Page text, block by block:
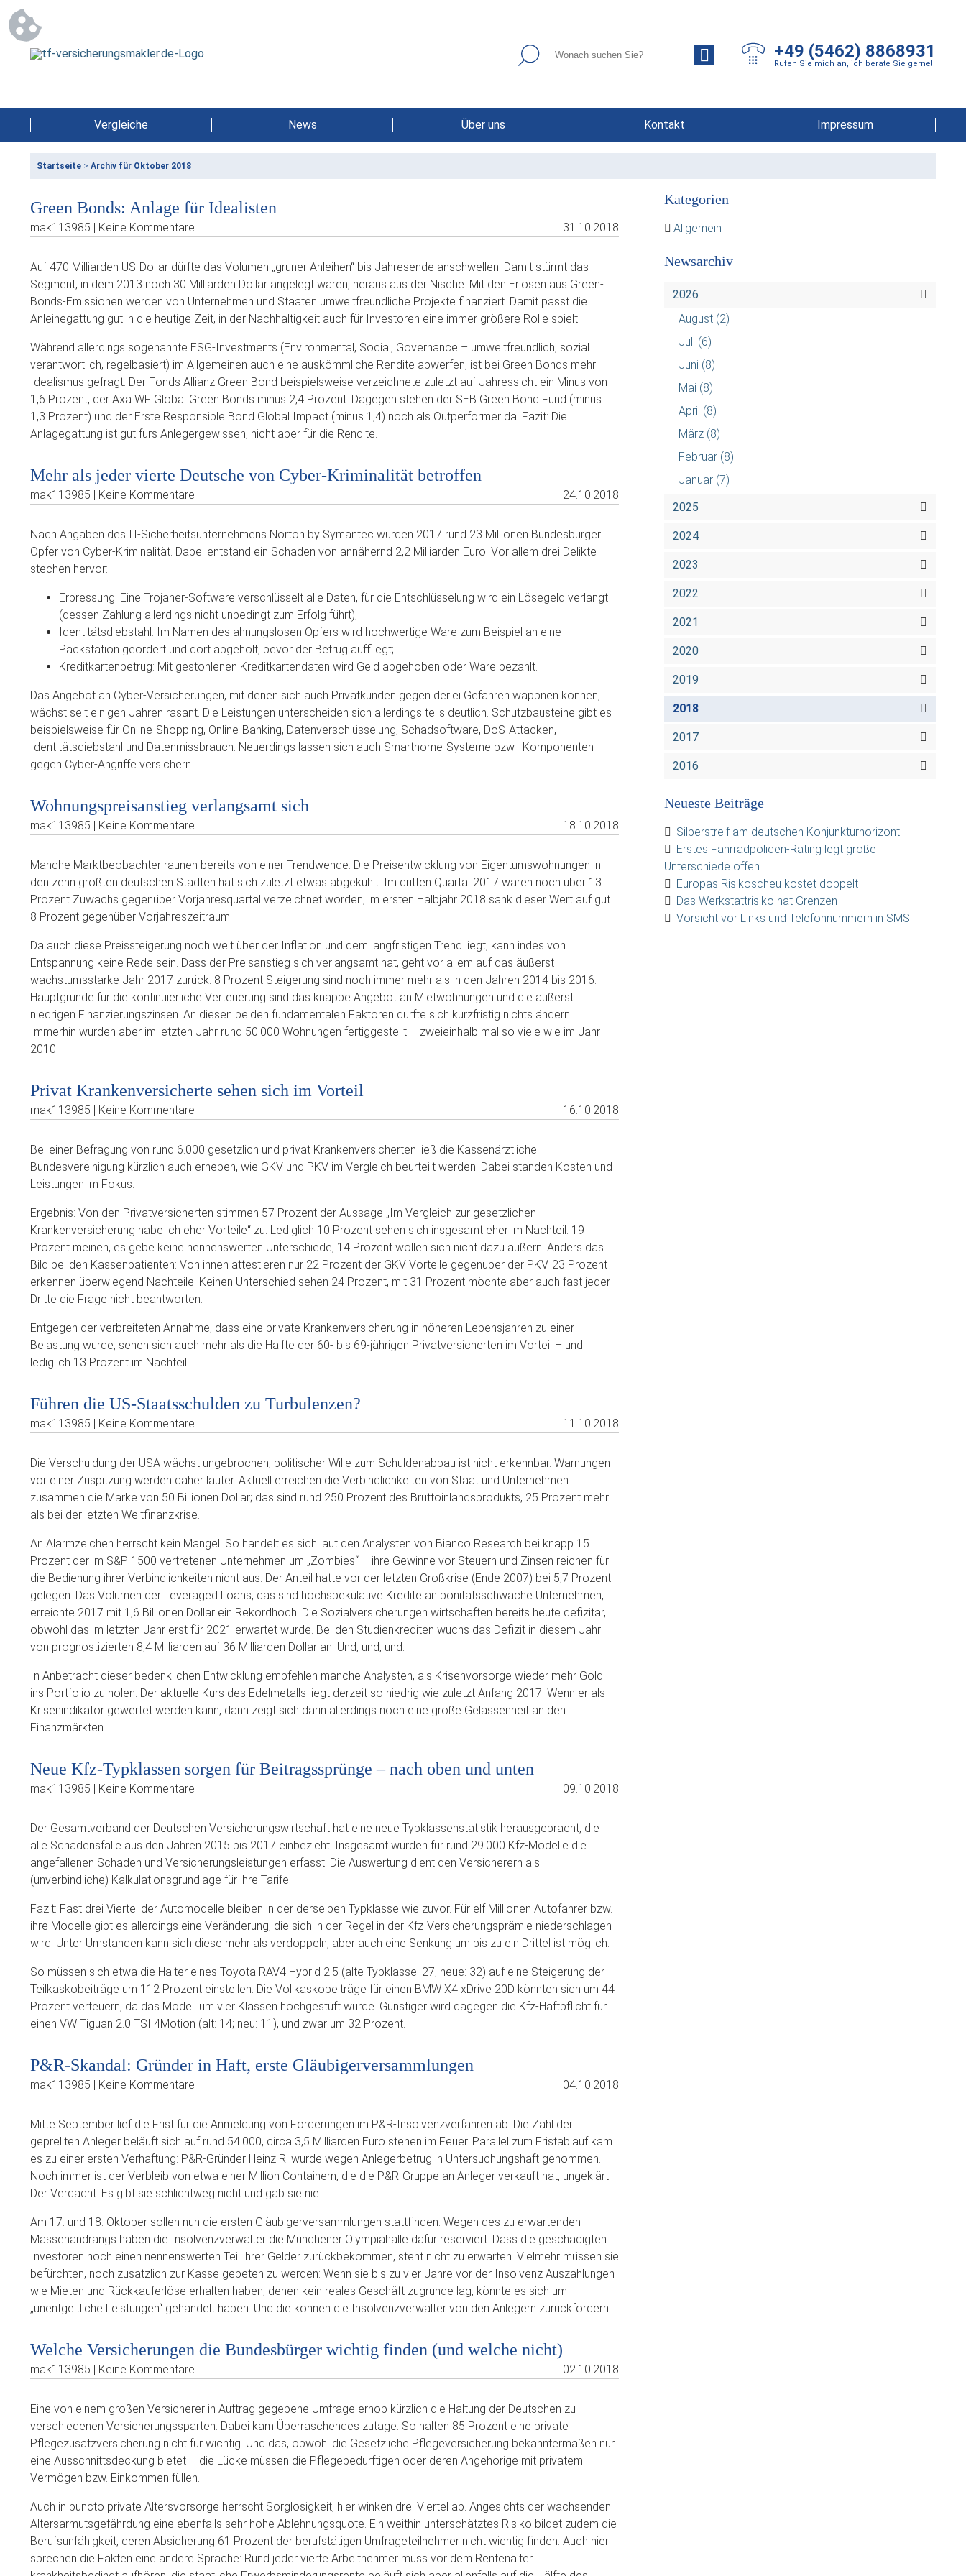
+49 (5462) 8868931
Rufen Sie mich an, ich berate Sie gerne!
Vergleiche News Über uns Kontakt Impressum
Startseite > Archiv für Oktober 2018
Green Bonds: Anlage für Idealisten
mak113985 | Keine Kommentare 31.10.2018
Auf 470 Milliarden US-Dollar dürfte das Volumen „grüner Anleihen“ bis Jahresende anschwellen. Damit stürmt das
Segment, in dem 2013 noch 30 Milliarden Dollar angelegt waren, heraus aus der Nische. Mit den Erlösen aus Green-
Bonds-Emissionen werden von Unternehmen und Staaten umweltfreundliche Projekte finanziert. Damit passt die
Anleihegattung gut in die heutige Zeit, in der Nachhaltigkeit auch für Investoren eine immer größere Rolle spielt.
Während allerdings sogenannte ESG-Investments (Environmental, Social, Governance – umweltfreundlich, sozial
verantwortlich, regelbasiert) im Allgemeinen auch eine auskömmliche Rendite abwerfen, ist bei Green Bonds mehr
Idealismus gefragt. Der Fonds Allianz Green Bond beispielsweise verzeichnete zuletzt auf Jahressicht ein Minus von
1,6 Prozent, der Axa WF Global Green Bonds minus 2,4 Prozent. Dagegen stehen der SEB Green Bond Fund (minus
1,3 Prozent) und der Erste Responsible Bond Global Impact (minus 1,4) noch als Outperformer da. Fazit: Die
Anlagegattung ist gut fürs Anlegergewissen, nicht aber für die Rendite.
Mehr als jeder vierte Deutsche von Cyber-Kriminalität betroffen
mak113985 | Keine Kommentare 24.10.2018
Nach Angaben des IT-Sicherheitsunternehmens Norton by Symantec wurden 2017 rund 23 Millionen Bundesbürger
Opfer von Cyber-Kriminalität. Dabei entstand ein Schaden von annähernd 2,2 Milliarden Euro. Vor allem drei Delikte
stechen hervor:
Erpressung: Eine Trojaner-Software verschlüsselt alle Daten, für die Entschlüsselung wird ein Lösegeld verlangt
(dessen Zahlung allerdings nicht unbedingt zum Erfolg führt);
Identitätsdiebstahl: Im Namen des ahnungslosen Opfers wird hochwertige Ware zum Beispiel an eine
Packstation geordert und dort abgeholt, bevor der Betrug auffliegt;
Kreditkartenbetrug: Mit gestohlenen Kreditkartendaten wird Geld abgehoben oder Ware bezahlt.
Das Angebot an Cyber-Versicherungen, mit denen sich auch Privatkunden gegen derlei Gefahren wappnen können,
wächst seit einigen Jahren rasant. Die Leistungen unterscheiden sich allerdings teils deutlich. Schutzbausteine gibt es
beispielsweise für Online-Shopping, Online-Banking, Datenverschlüsselung, Schadsoftware, DoS-Attacken,
Identitätsdiebstahl und Datenmissbrauch. Neuerdings lassen sich auch Smarthome-Systeme bzw. -Komponenten
gegen Cyber-Angriffe versichern.
Wohnungspreisanstieg verlangsamt sich
mak113985 | Keine Kommentare 18.10.2018
Manche Marktbeobachter raunen bereits von einer Trendwende: Die Preisentwicklung von Eigentumswohnungen in
den zehn größten deutschen Städten hat sich zuletzt etwas abgekühlt. Im dritten Quartal 2017 waren noch über 13
Prozent Zuwachs gegenüber Vorjahresquartal verzeichnet worden, im ersten Halbjahr 2018 sank dieser Wert auf gut
8 Prozent gegenüber Vorjahreszeitraum.
Da auch diese Preissteigerung noch weit über der Inflation und dem langfristigen Trend liegt, kann indes von
Entspannung keine Rede sein. Dass der Preisanstieg sich verlangsamt hat, geht vor allem auf das äußerst
wachstumsstarke Jahr 2017 zurück. 8 Prozent Steigerung sind noch immer mehr als in den Jahren 2014 bis 2016.
Hauptgründe für die kontinuierliche Verteuerung sind das knappe Angebot an Mietwohnungen und die äußerst
niedrigen Finanzierungszinsen. An diesen beiden fundamentalen Faktoren dürfte sich kurzfristig nichts ändern.
Immerhin wurden aber im letzten Jahr rund 50.000 Wohnungen fertiggestellt – zweieinhalb mal so viele wie im Jahr
2010.
Privat Krankenversicherte sehen sich im Vorteil
mak113985 | Keine Kommentare 16.10.2018
Bei einer Befragung von rund 6.000 gesetzlich und privat Krankenversicherten ließ die Kassenärztliche
Bundesvereinigung kürzlich auch erheben, wie GKV und PKV im Vergleich beurteilt werden. Dabei standen Kosten und
Leistungen im Fokus.
Ergebnis: Von den Privatversicherten stimmen 57 Prozent der Aussage „Im Vergleich zur gesetzlichen
Krankenversicherung habe ich eher Vorteile“ zu. Lediglich 10 Prozent sehen sich insgesamt eher im Nachteil. 19
Prozent meinen, es gebe keine nennenswerten Unterschiede, 14 Prozent wollen sich nicht dazu äußern. Anders das
Bild bei den Kassenpatienten: Von ihnen attestieren nur 22 Prozent der GKV Vorteile gegenüber der PKV. 23 Prozent
erkennen überwiegend Nachteile. Keinen Unterschied sehen 24 Prozent, mit 31 Prozent möchte aber auch fast jeder
Dritte die Frage nicht beantworten.
Entgegen der verbreiteten Annahme, dass eine private Krankenversicherung in höheren Lebensjahren zu einer
Belastung würde, sehen sich auch mehr als die Hälfte der 60- bis 69-jährigen Privatversicherten im Vorteil – und
lediglich 13 Prozent im Nachteil.
Führen die US-Staatsschulden zu Turbulenzen?
mak113985 | Keine Kommentare 11.10.2018
Die Verschuldung der USA wächst ungebrochen, politischer Wille zum Schuldenabbau ist nicht erkennbar. Warnungen
vor einer Zuspitzung werden daher lauter. Aktuell erreichen die Verbindlichkeiten von Staat und Unternehmen
zusammen die Marke von 50 Billionen Dollar; das sind rund 250 Prozent des Bruttoinlandsprodukts, 25 Prozent mehr
als bei der letzten Weltfinanzkrise.
An Alarmzeichen herrscht kein Mangel. So handelt es sich laut den Analysten von Bianco Research bei knapp 15
Prozent der im S&P 1500 vertretenen Unternehmen um „Zombies“ – ihre Gewinne vor Steuern und Zinsen reichen für
die Bedienung ihrer Verbindlichkeiten nicht aus. Der Anteil hatte vor der letzten Großkrise (Ende 2007) bei 5,7 Prozent
gelegen. Das Volumen der Leveraged Loans, das sind hochspekulative Kredite an bonitätsschwache Unternehmen,
erreichte 2017 mit 1,6 Billionen Dollar ein Rekordhoch. Die Sozialversicherungen wirtschaften bereits heute defizitär,
obwohl das im letzten Jahr erst für 2021 erwartet wurde. Bei den Studienkrediten wuchs das Defizit in diesem Jahr
von prognostizierten 8,4 Milliarden auf 36 Milliarden Dollar an. Und, und, und.
In Anbetracht dieser bedenklichen Entwicklung empfehlen manche Analysten, als Krisenvorsorge wieder mehr Gold
ins Portfolio zu holen. Der aktuelle Kurs des Edelmetalls liegt derzeit so niedrig wie zuletzt Anfang 2017. Wenn er als
Krisenindikator gewertet werden kann, dann zeigt sich darin allerdings noch eine große Gelassenheit an den
Finanzmärkten.
Neue Kfz-Typklassen sorgen für Beitragssprünge – nach oben und unten
mak113985 | Keine Kommentare 09.10.2018
Der Gesamtverband der Deutschen Versicherungswirtschaft hat eine neue Typklassenstatistik herausgebracht, die
alle Schadensfälle aus den Jahren 2015 bis 2017 einbezieht. Insgesamt wurden für rund 29.000 Kfz-Modelle die
angefallenen Schäden und Versicherungsleistungen erfasst. Die Auswertung dient den Versicherern als
(unverbindliche) Kalkulationsgrundlage für ihre Tarife.
Fazit: Fast drei Viertel der Automodelle bleiben in der derselben Typklasse wie zuvor. Für elf Millionen Autofahrer bzw.
ihre Modelle gibt es allerdings eine Veränderung, die sich in der Regel in der Kfz-Versicherungsprämie niederschlagen
wird. Unter Umständen kann sich diese mehr als verdoppeln, aber auch eine Senkung um bis zu ein Drittel ist möglich.
So müssen sich etwa die Halter eines Toyota RAV4 Hybrid 2.5 (alte Typklasse: 27; neue: 32) auf eine Steigerung der
Teilkaskobeiträge um 112 Prozent einstellen. Die Vollkaskobeiträge für einen BMW X4 xDrive 20D könnten sich um 44
Prozent verteuern, da das Modell um vier Klassen hochgestuft wurde. Günstiger wird dagegen die Kfz-Haftpflicht für
einen VW Tiguan 2.0 TSI 4Motion (alt: 14; neu: 11), und zwar um 32 Prozent.
P&R-Skandal: Gründer in Haft, erste Gläubigerversammlungen
mak113985 | Keine Kommentare 04.10.2018
Mitte September lief die Frist für die Anmeldung von Forderungen im P&R-Insolvenzverfahren ab. Die Zahl der
geprellten Anleger beläuft sich auf rund 54.000, circa 3,5 Milliarden Euro stehen im Feuer. Parallel zum Fristablauf kam
es zu einer ersten Verhaftung: P&R-Gründer Heinz R. wurde wegen Anlegerbetrug in Untersuchungshaft genommen.
Noch immer ist der Verbleib von etwa einer Million Containern, die die P&R-Gruppe an Anleger verkauft hat, ungeklärt.
Der Verdacht: Es gibt sie schlichtweg nicht und gab sie nie.
Am 17. und 18. Oktober sollen nun die ersten Gläubigerversammlungen stattfinden. Wegen des zu erwartenden
Massenandrangs haben die Insolvenzverwalter die Münchener Olympiahalle dafür reserviert. Dass die geschädigten
Investoren noch einen nennenswerten Teil ihrer Gelder zurückbekommen, steht nicht zu erwarten. Vielmehr müssen sie
befürchten, noch zusätzlich zur Kasse gebeten zu werden: Wenn sie bis zu vier Jahre vor der Insolvenz Auszahlungen
wie Mieten und Rückkauferlöse erhalten haben, denen kein reales Geschäft zugrunde lag, könnte es sich um
„unentgeltliche Leistungen“ gehandelt haben. Und die können die Insolvenzverwalter von den Anlegern zurückfordern.
Welche Versicherungen die Bundesbürger wichtig finden (und welche nicht)
mak113985 | Keine Kommentare 02.10.2018
Eine von einem großen Versicherer in Auftrag gegebene Umfrage erhob kürzlich die Haltung der Deutschen zu
verschiedenen Versicherungssparten. Dabei kam Überraschendes zutage: So halten 85 Prozent eine private
Pflegezusatzversicherung nicht für wichtig. Und das, obwohl die Gesetzliche Pflegeversicherung bekanntermaßen nur
eine Ausschnittsdeckung bietet – die Lücke müssen die Pflegebedürftigen oder deren Angehörige mit privatem
Vermögen bzw. Einkommen füllen.
Auch in puncto private Altersvorsorge herrscht Sorglosigkeit, hier winken drei Viertel ab. Angesichts der wachsenden
Altersarmutsgefährdung eine ebenfalls sehr hohe Ablehnungsquote. Ein weithin unterschätztes Risiko bildet zudem die
Berufsunfähigkeit, deren Absicherung 61 Prozent der berufstätigen Umfrageteilnehmer nicht wichtig finden. Auch hier
sprechen die Fakten eine andere Sprache: Rund jeder vierte Arbeitnehmer muss vor dem Rentenalter
Kategorien
Allgemein
Newsarchiv
2026
August (2)
Juli (6)
Juni (8)
Mai (8)
April (8)
März (8)
Februar (8)
Januar (7)
2025
2024
2023
2022
2021
2020
2019
2018
2017
2016
Neueste Beiträge
Silberstreif am deutschen Konjunkturhorizont
Erstes Fahrradpolicen-Rating legt große
Unterschiede offen
Europas Risikoscheu kostet doppelt
Das Werkstattrisiko hat Grenzen
Vorsicht vor Links und Telefonnummern in SMS